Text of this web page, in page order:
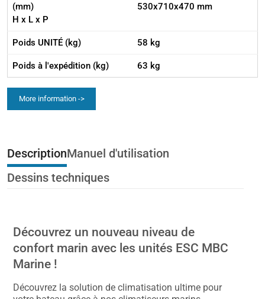
(mm)
H x L x P
530x710x470 mm
Poids UNITÉ (kg) 58 kg
Poids à l'expédition (kg) 63 kg
More information ->
DescriptionManuel d'utilisation
Dessins techniques
Découvrez un nouveau niveau de
confort marin avec les unités ESC MBC
Marine !
Découvrez la solution de climatisation ultime pour